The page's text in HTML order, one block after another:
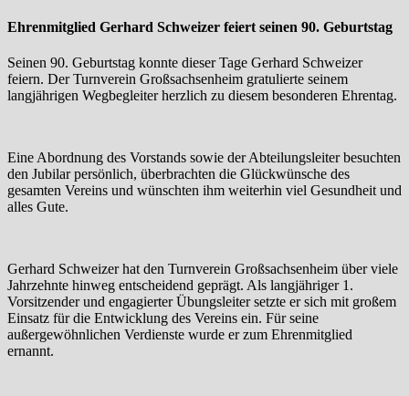
Ehrenmitglied Gerhard Schweizer feiert seinen 90. Geburtstag
Seinen 90. Geburtstag konnte dieser Tage Gerhard Schweizer
feiern. Der Turnverein Großsachsenheim gratulierte seinem
langjährigen Wegbegleiter herzlich zu diesem besonderen Ehrentag.
Eine Abordnung des Vorstands sowie der Abteilungsleiter besuchten
den Jubilar persönlich, überbrachten die Glückwünsche des
gesamten Vereins und wünschten ihm weiterhin viel Gesundheit und
alles Gute.
Gerhard Schweizer hat den Turnverein Großsachsenheim über viele
Jahrzehnte hinweg entscheidend geprägt. Als langjähriger 1.
Vorsitzender und engagierter Übungsleiter setzte er sich mit großem
Einsatz für die Entwicklung des Vereins ein. Für seine
außergewöhnlichen Verdienste wurde er zum Ehrenmitglied
ernannt.